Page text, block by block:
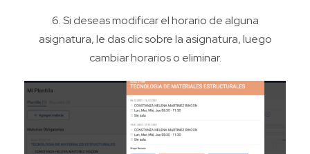
6.Si deseas modificar el horario de alguna
asignatura, le das clic sobre la asignatura, luego
cambiar horarios o eliminar.